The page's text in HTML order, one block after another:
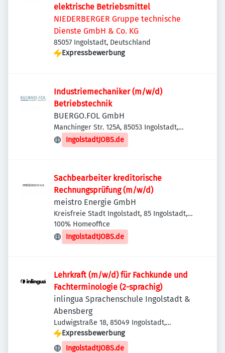
elektrische Betriebsmittel
NIEDERBERGER Gruppe technische
Dienste GmbH & Co. KG
85057 Ingolstadt, Deutschland
Expressbewerbung
Industriemechaniker (m/w/d)
Betriebstechnik
BUERGO.FOL GmbH
Manchinger Str. 125A, 85053 Ingolstadt,
Deutschland
IngolstadtJOBS.de
Sachbearbeiter kreditorische
Rechnungsprüfung (m/w/d)
meistro Energie GmbH
Kreisfreie Stadt Ingolstadt, 85 Ingolstadt,
Deutschland
100% Homeoffice
IngolstadtJOBS.de
Lehrkraft (m/w/d) für Fachkunde und
Fachterminologie (2-sprachig)
inlingua Sprachenschule Ingolstadt &
Abensberg
Ludwigstraße 18, 85049 Ingolstadt,
Deutschland
Expressbewerbung
IngolstadtJOBS.de